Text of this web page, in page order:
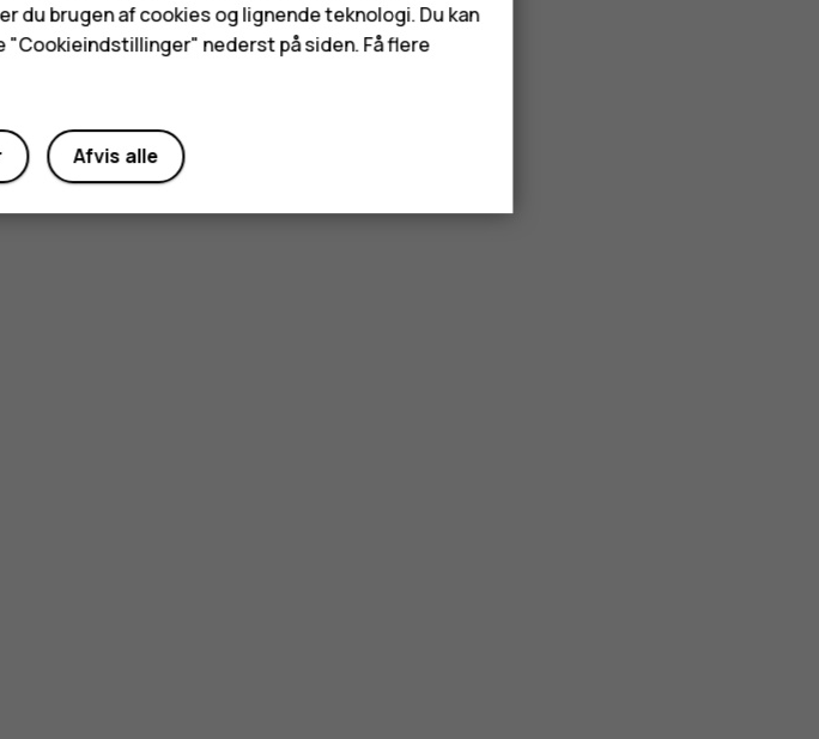
du brugen af cookies og lignende teknologi. Du kan
nederst på siden. Få flere
Afvis alle